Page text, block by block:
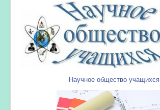
Научное общество учащихся